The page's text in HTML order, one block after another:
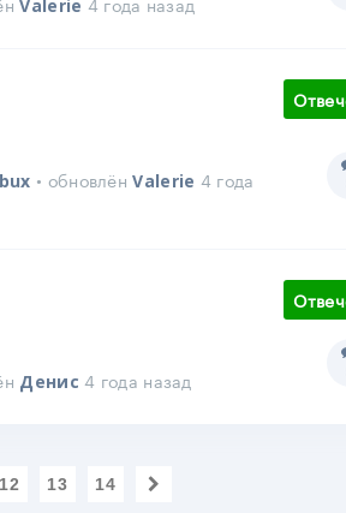
Valerie
• обновлёнValerie 4 года
Денис 4 года назад
12 13 14